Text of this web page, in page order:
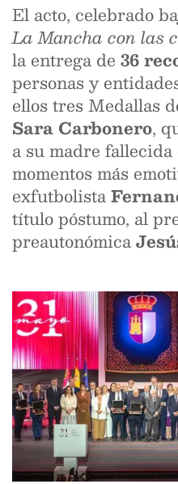
El acto, celebrado
La Mancha con las
la entrega de 36
personas y
ellos tres Medallas
Sara Carbonero,
a su madre
momentos más
exfutbolista
título póstumo, al
preautonómica